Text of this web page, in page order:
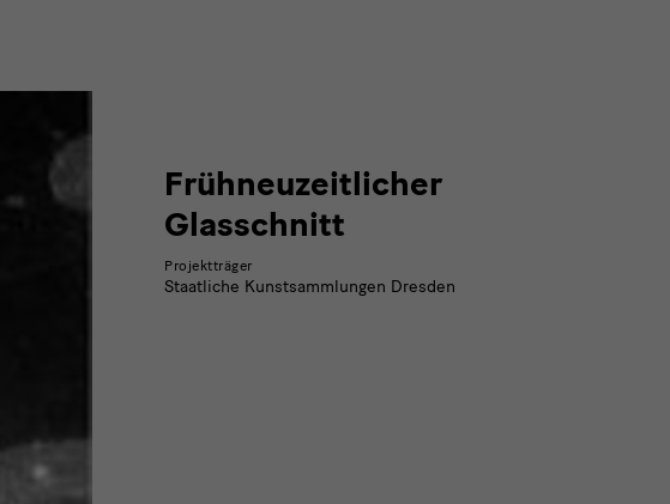
Frühneuzeitlicher
Glasschnitt
Projektträger
Staatliche Kunstsammlungen Dresden